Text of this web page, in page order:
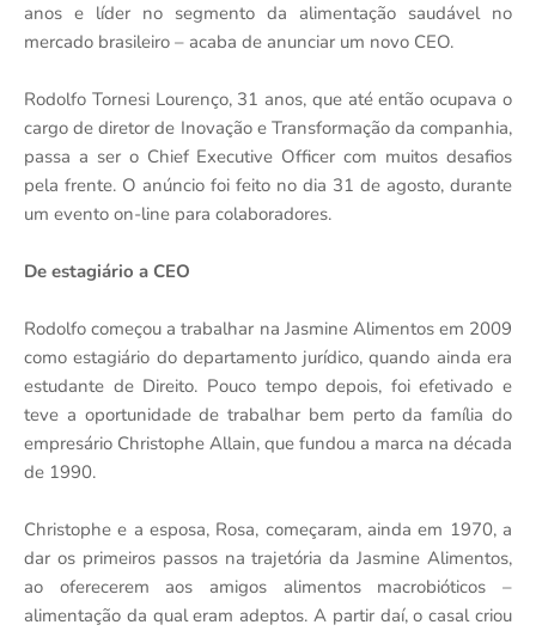
anos e líder no segmento da alimentação saudável no
mercado brasileiro – acaba de anunciar um novo CEO.
Rodolfo Tornesi Lourenço, 31 anos, que até então ocupava o
cargo de diretor de Inovação e Transformação da companhia,
passa a ser o Chief Executive Officer com muitos desafios
pela frente. O anúncio foi feito no dia 31 de agosto, durante
um evento on-line para colaboradores.
De estagiário a CEO
Rodolfo começou a trabalhar na Jasmine Alimentos em 2009
como estagiário do departamento jurídico, quando ainda era
estudante de Direito. Pouco tempo depois, foi efetivado e
teve a oportunidade de trabalhar bem perto da família do
empresário Christophe Allain, que fundou a marca na década
de 1990.
Christophe e a esposa, Rosa, começaram, ainda em 1970, a
dar os primeiros passos na trajetória da Jasmine Alimentos,
ao oferecerem aos amigos alimentos macrobióticos –
alimentação da qual eram adeptos. A partir daí, o casal criou